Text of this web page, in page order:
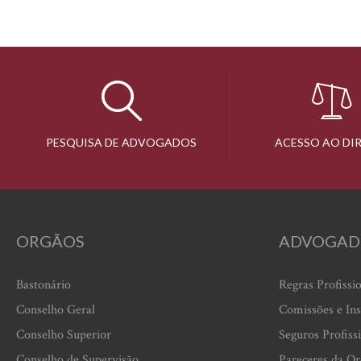
PESQUISA DE ADVOGADOS ACESSO AO
ORGÃOS
Bastonário
Conselho Geral
Conselho Superior
Regras
Comissões e
Seguros